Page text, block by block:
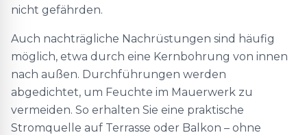
nicht gefährden.
Auch nachträgliche Nachrüstungen sind häufig
möglich, etwa durch eine Kernbohrung von innen
nach außen. Durchführungen werden
abgedichtet, um Feuchte im Mauerwerk zu
vermeiden. So erhalten Sie eine praktische
Stromquelle auf Terrasse oder Balkon – ohne